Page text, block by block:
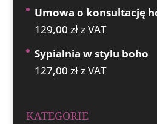
Umowa o konsultację
129,00 złz VAT
Sypialnia w stylu boho
127,00 złz VAT
KATEGORIE